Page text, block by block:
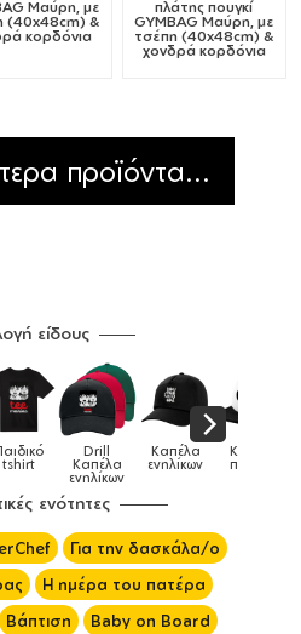
Μαύρη, με
(40x48cm) &
κορδόνια
πλάτης πουγκί
GYMBAG Μαύρη, με
τσέπη (40x48cm) &
χονδρά κορδόνια
προϊόντα...
είδους
Drill
Καπέλα
Καπέλα
ενηλίκων
Καπέλα
παιδικά
ενότητες
Για την δασκάλα/ο
Η ημέρα του πατέρα
Βάπτιση
Baby on Board